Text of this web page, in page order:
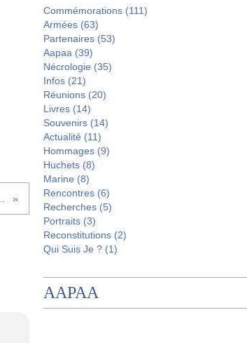
Commémorations (111)
Armées (63)
Partenaires (53)
Aapaa (39)
Nécrologie (35)
Infos (21)
Réunions (20)
Livres (14)
Souvenirs (14)
Actualité (11)
Hommages (9)
Huchets (8)
Marine (8)
Rencontres (6)
Recherches (5)
Portraits (3)
Reconstitutions (2)
Qui Suis Je ? (1)
AAPAA